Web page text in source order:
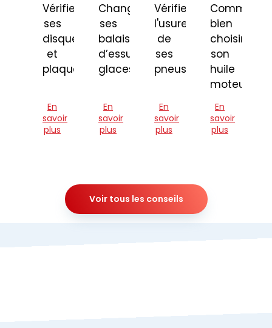
Vérifier
ses
disques
et
plaquettes
En
savoir
plus
Changer
ses
balais
d’essuie-
glaces
En
savoir
plus
Vérifier
l'usure
de
ses
pneus
En
savoir
plus
Comment
bien
choisir
son
huile
moteur
En
savoir
plus
Voir tous les conseils